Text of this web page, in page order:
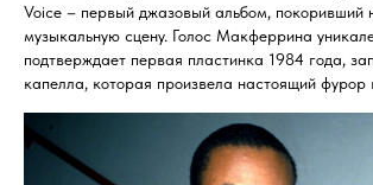
Voice – первый джазовый альбом, покоривший
музыкальную сцену. Голос Макферрина
подтверждает первая пластинка 1984 года,
капелла, которая произвела настоящий фурор